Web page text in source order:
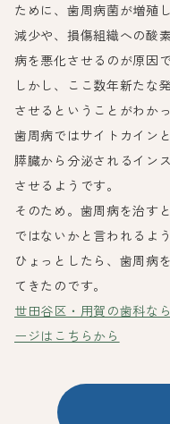
ために、歯周病菌が増殖
減少や、損傷組織への酸
病を悪化させるのが原因
しかし、ここ数年新たな
させるということがわか
歯周病ではサイトカイン
膵臓から分泌されるイン
させるようです。
そのため。歯周病を治す
ではないかと言われるよ
ひょっとしたら、歯周病
てきたのです。
世田谷区・用賀の歯科な
ージはこちらから